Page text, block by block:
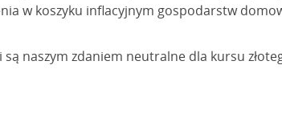
w koszyku inflacyjnym gospodarstw
są naszym zdaniem neutralne dla kursu